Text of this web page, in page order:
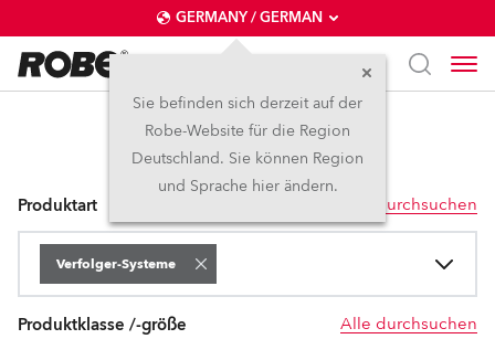
GERMANY / GERMAN
Sie befinden sich derzeit auf der
Robe-Website für die Region
Deutschland. Sie können Region
und Sprache hier ändern.
Verfolger-Systeme
Produktart
Verfolger-Systeme
Alle durchsuchen
Produktklasse /-größe Alle durchsuchen